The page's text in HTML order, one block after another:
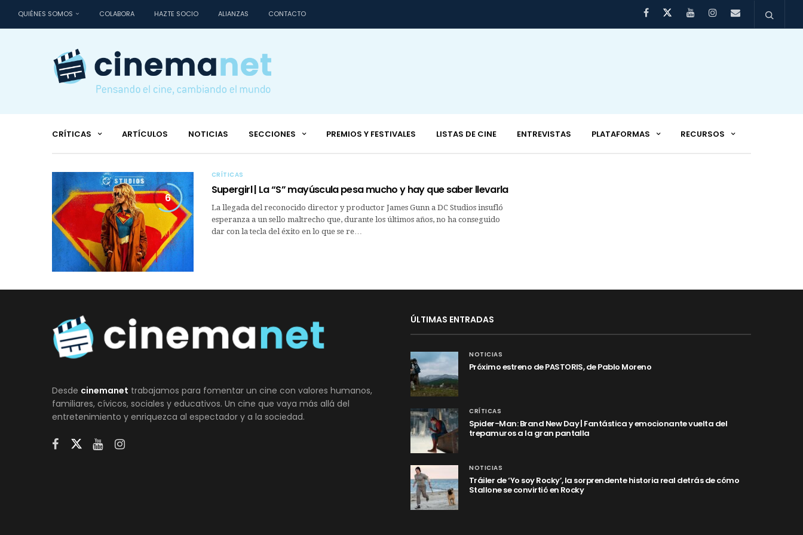
QUIÉNES SOMOS COLABORA HAZTE SOCIO ALIANZAS CONTACTO
CRÍTICAS ARTÍCULOS NOTICIAS SECCIONES PREMIOS Y FESTIVALES LISTAS DE CINE ENTREVISTAS PLATAFORMAS RECURSOS
6
CRÍTICAS
Supergirl | La “S” mayúscula pesa mucho y hay que saber llevarla
La llegada del reconocido director y productor James Gunn a DC Studios insufló
esperanza a un sello maltrecho que, durante los últimos años, no ha conseguido
dar con la tecla del éxito en lo que se re…
Desde cinemanet trabajamos para fomentar un cine con valores humanos,
familiares, cívicos, sociales y educativos. Un cine que vaya más allá del
entretenimiento y enriquezca al espectador y a la sociedad.
ÚLTIMAS ENTRADAS
NOTICIAS
Próximo estreno de PASTORIS, de Pablo Moreno
CRÍTICAS
Spider-Man: Brand New Day | Fantástica y emocionante vuelta del
trepamuros a la gran pantalla
NOTICIAS
Tráiler de ‘Yo soy Rocky’, la sorprendente historia real detrás de cómo
Stallone se convirtió en Rocky